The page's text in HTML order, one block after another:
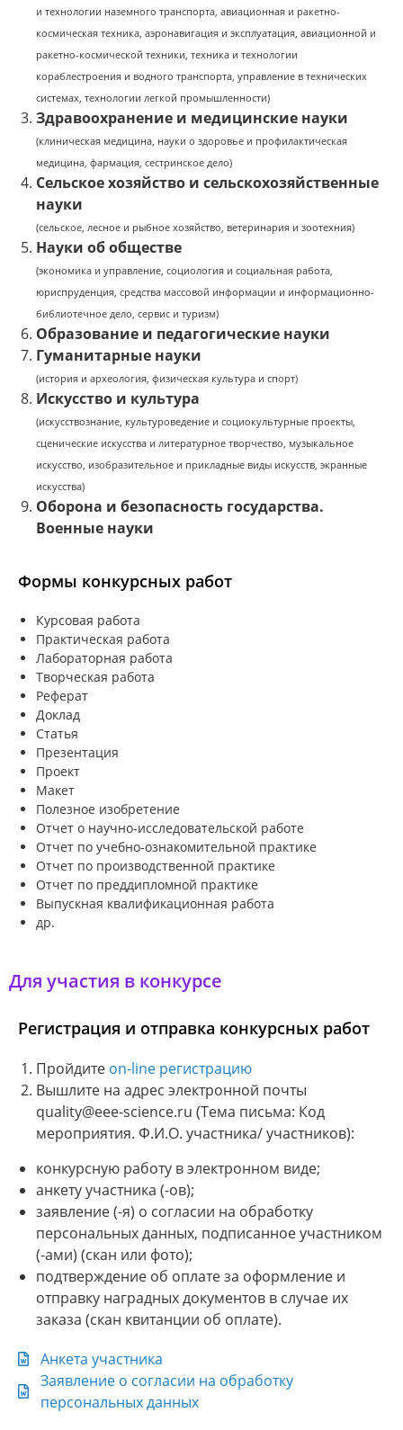
и технологии наземного транспорта, авиационная и ракетно-
космическая техника, аэронавигация и эксплуатация, авиационной и
ракетно-космической техники, техника и технологии
кораблестроения и водного транспорта, управление в технических
системах, технологии легкой промышленности)
Здравоохранение и медицинские науки
(клиническая медицина, науки о здоровье и профилактическая
медицина, фармация, сестринское дело)
Сельское хозяйство и сельскохозяйственные
науки
(сельское, лесное и рыбное хозяйство, ветеринария и зоотехния)
Науки об обществе
(экономика и управление, социология и социальная работа,
юриспруденция, средства массовой информации и информационно-
библиотечное дело, сервис и туризм)
Образование и педагогические науки
Гуманитарные науки
(история и археология, физическая культура и спорт)
Искусство и культура
(искусствознание, культуроведение и социокультурные проекты,
сценические искусства и литературное творчество, музыкальное
искусство, изобразительное и прикладные виды искусств, экранные
искусства)
Оборона и безопасность государства.
Военные науки
Формы конкурсных работ
Курсовая работа
Практическая работа
Лабораторная работа
Творческая работа
Реферат
Доклад
Статья
Презентация
Проект
Макет
Полезное изобретение
Отчет о научно-исследовательской работе
Отчет по учебно-ознакомительной практике
Отчет по производственной практике
Отчет по преддипломной практике
Выпускная квалификационная работа
др.
Для участия в конкурсе
Регистрация и отправка конкурсных работ
Пройдите on-line регистрацию
Вышлите на адрес электронной почты
quality@eee-science.ru (Тема письма: Код
мероприятия. Ф.И.О. участника/ участников):
конкурсную работу в электронном виде;
анкету участника (-ов);
заявление (-я) о согласии на обработку
персональных данных, подписанное участником
(-ами) (скан или фото);
подтверждение об оплате за оформление и
отправку наградных документов в случае их
заказа (скан квитанции об оплате).
Анкета участника
Заявление о согласии на обработку
персональных данных